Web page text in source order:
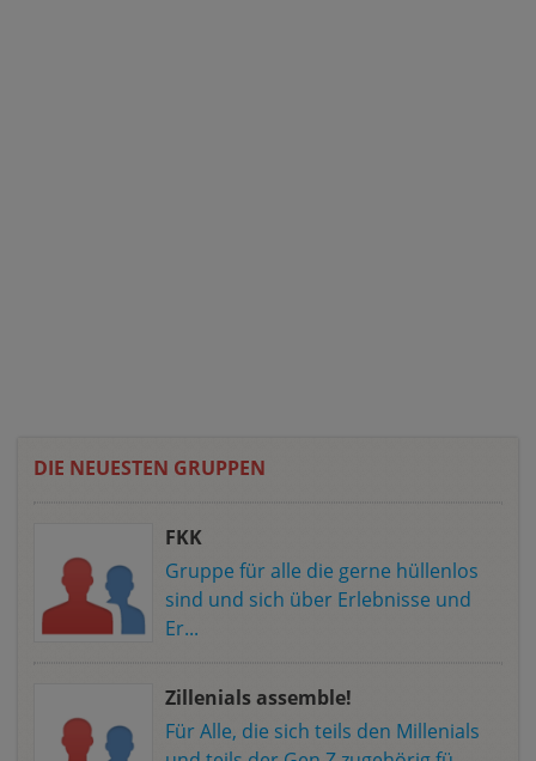
DIE NEUESTEN GRUPPEN
FKK
Gruppe für alle die gerne hüllenlos
sind und sich über Erlebnisse und
Er...
Zillenials assemble!
Für Alle, die sich teils den Millenials